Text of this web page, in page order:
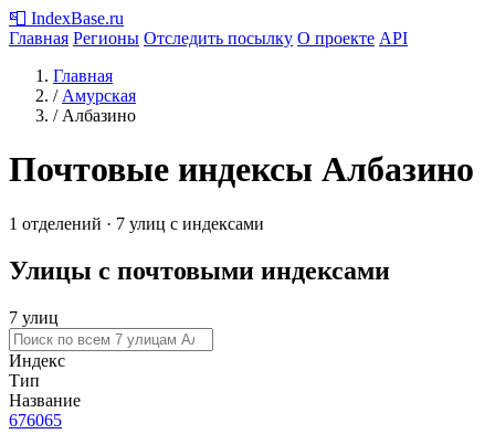
📮 IndexBase.ru
Главная Регионы Отследить посылку О проекте API
Главная
/ Амурская
/ Албазино
Почтовые индексы Албазино
1 отделений · 7 улиц с индексами
Улицы с почтовыми индексами
7 улиц
Индекс
Тип
Название
676065